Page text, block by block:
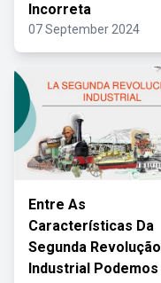
Incorreta
07 September 2024
Entre As
Características Da
Segunda Revolução
Industrial Podemos